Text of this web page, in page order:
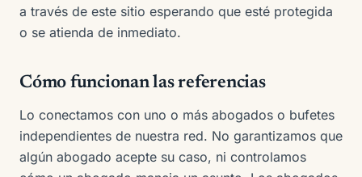
a través de este sitio esperando que esté protegida
o se atienda de inmediato.
Cómo funcionan las referencias
Lo conectamos con uno o más abogados o bufetes
independientes de nuestra red. No garantizamos que
algún abogado acepte su caso, ni controlamos